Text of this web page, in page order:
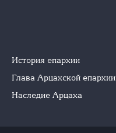
История епархии
Глава Арцахской епархии
Наследие Арцаха